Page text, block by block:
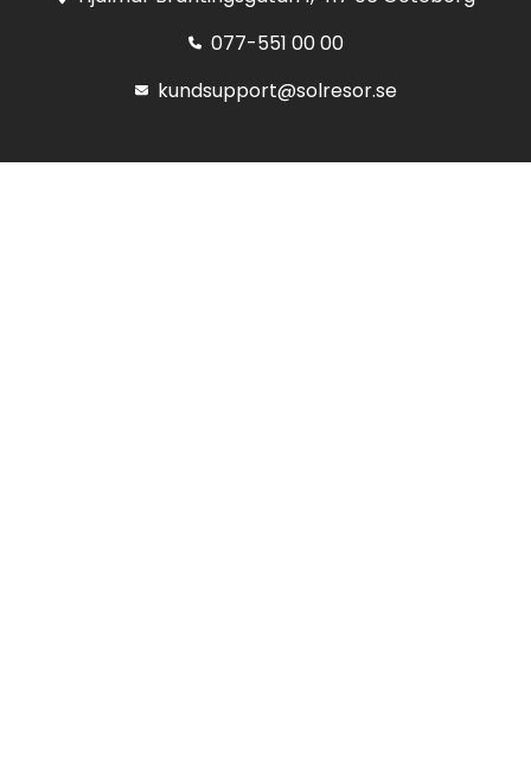
077-551 00 00
kundsupport@solresor.se